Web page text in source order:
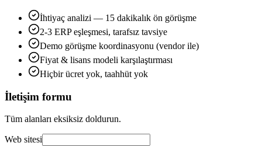
İhtiyaç analizi — 15 dakikalık ön görüşme
2-3 ERP eşleşmesi, tarafsız tavsiye
Demo görüşme koordinasyonu (vendor ile)
Fiyat & lisans modeli karşılaştırması
Hiçbir ücret yok, taahhüt yok
İletişim formu
Tüm alanları eksiksiz doldurun.
Web sitesi